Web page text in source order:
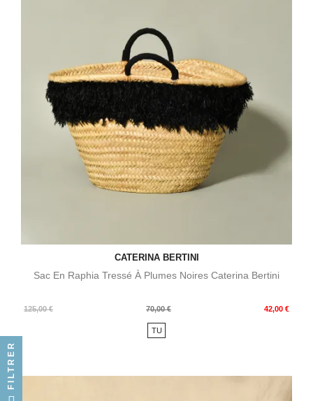
CATERINA BERTINI
Sac En Raphia Tressé À Plumes Noires Caterina Bertini
125,00 €
Prix
70,00 € 42,00 €
Prix
TU
FILTRER